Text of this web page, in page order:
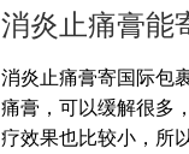
消炎止痛膏能
消炎止痛膏寄国际包
痛膏，可以缓解很多
疗效果也比较小，所